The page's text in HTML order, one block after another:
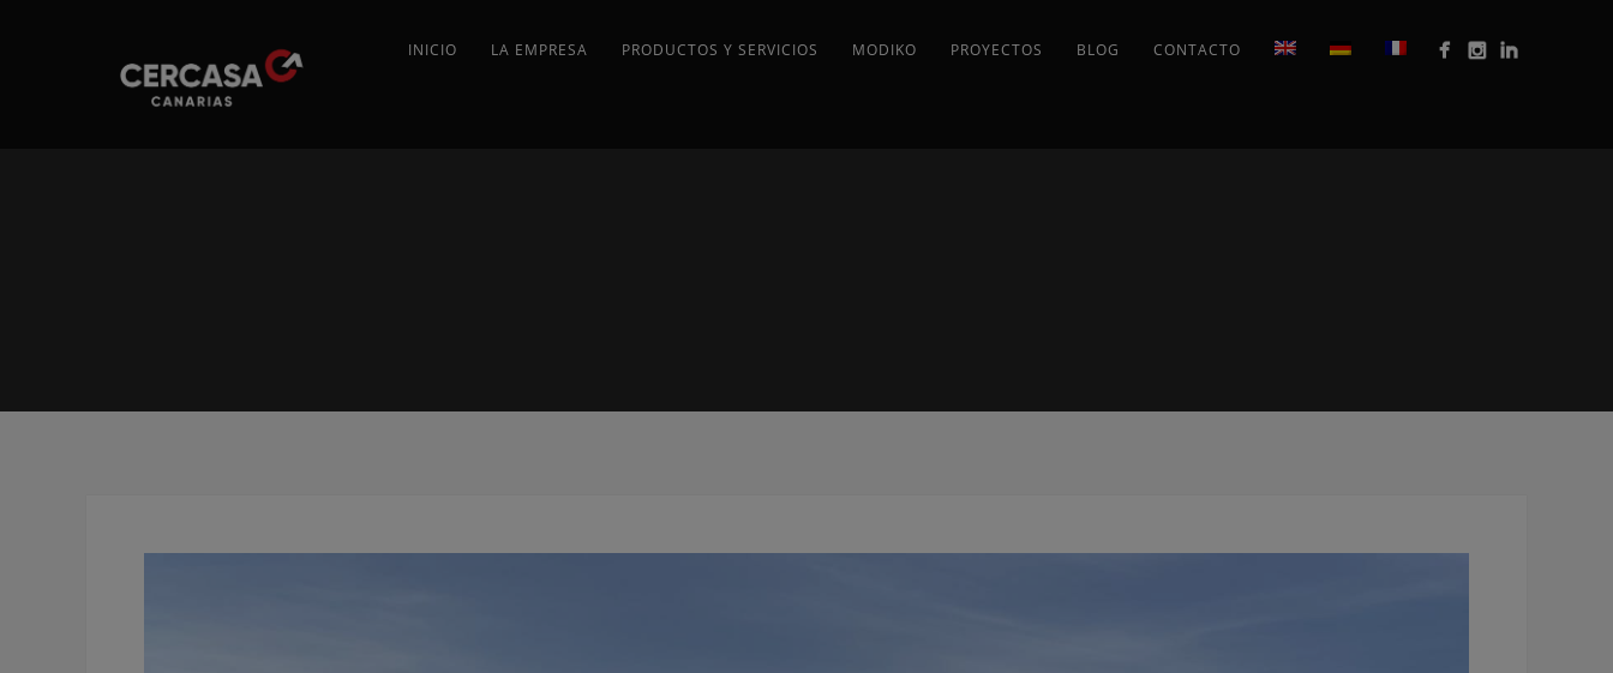
INICIO LA EMPRESA PRODUCTOS Y SERVICIOS MODIKO PROYECTOS BLOG CONTACTO